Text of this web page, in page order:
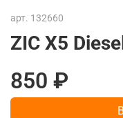
арт. 132660
ZIC X5
850 ₽